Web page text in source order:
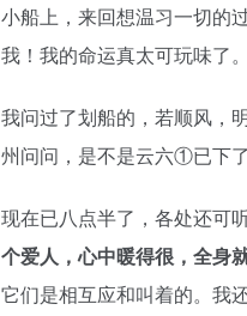
小船上，来回想温习一切的
我！我的命运真太可玩味了。
我问过了划船的，若顺风，
州问问，是不是云六①已下
现在已八点半了，各处还可
个爱人，心中暖得很，全身
它们是相互应和叫着的。我